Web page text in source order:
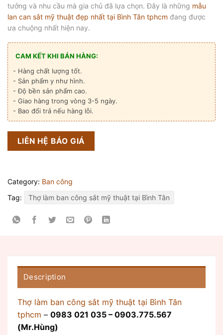
tưởng và nhu cầu mà gia chủ đã lựa chọn. Đây là những mẫu
lan can sắt mỹ thuật đẹp nhất tại Bình Tân tphcm đang được
ưa chuộng nhất hiện nay.
CAM KẾT KHI BÁN HÀNG:
- Hàng chất lượng tốt.
- Sản phẩm y như hình.
- Độ bền sản phẩm cao.
- Giao hàng trong vòng 3-5 ngày.
- Bao đổi trả nếu hàng lỗi.
LIÊN HỆ BÁO GIÁ
Category: Ban công
Tag:
Thợ làm ban công sắt mỹ thuật tại Bình Tân
Description
Thợ làm ban công sắt mỹ thuật tại Bình Tân
tphcm – 0983 021 035 – 0903.775.567
(Mr.Hùng)